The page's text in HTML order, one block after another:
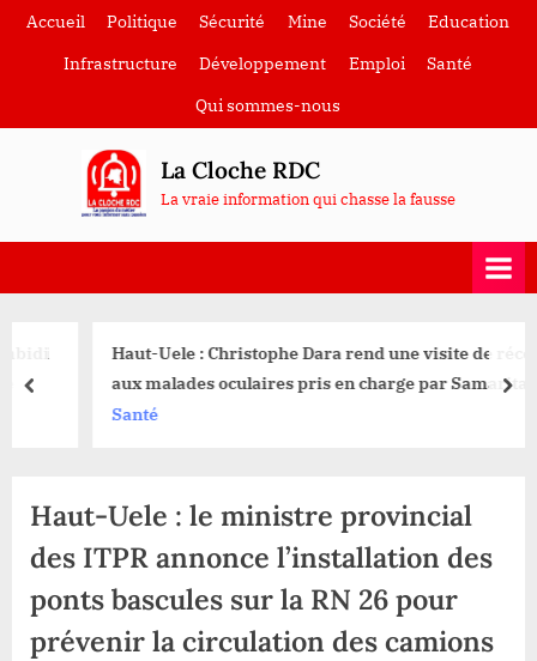
SkipAccueil Politique Sécurité Mine Société
Education
Infrastructure
Développement Emploi
Santé
Qui sommes-nous
La Cloche RDC
La vraie information qui chasse la fausse
Haut-Uele : Christophe Dara rend une visite de réconfort
aux malades oculaires pris en charge par Samaritan’s
Purse à la clinique Siloe d’Isiro
prev
Haut-Uele : le ministre provincial
des ITPR annonce l’installation des
ponts bascules sur la RN 26 pour
prévenir la circulation des camions